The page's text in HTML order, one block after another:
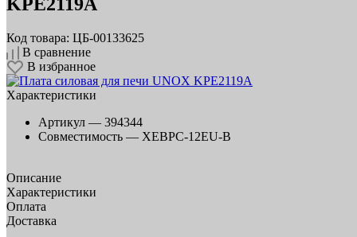
Код товара: ЦБ-00133625
В сравнение
В избранное
Характеристики
Артикул — 394344
Совместимость — XEBPC-12EU-B
Описание
Характеристики
Оплата
Доставка